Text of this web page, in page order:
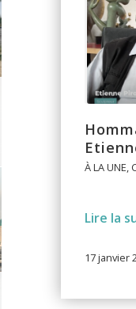
À LA UNE,
Lire la
17 janvier